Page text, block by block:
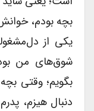
بچه بودم،
یکی از
شوق‌های من
بگویم؛ وقتی بچه
دنبال هیزم،